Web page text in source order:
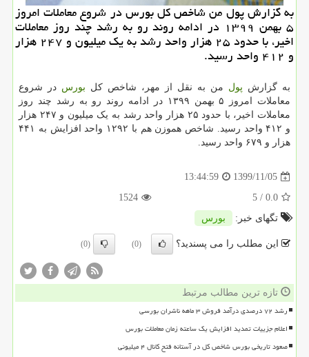
به گزارش پول من شاخص کل بورس در شروع معاملات امروز
۵ بهمن ۱۳۹۹ در ادامه روند رو به رشد چند روز معاملات
اخیر، با حدود ۲۵ هزار واحد رشد به یک میلیون و ۲۴۷ هزار
و ۴۱۲ واحد رسید.
به گزارش پول من به نقل از مهر، شاخص کل بورس در شروع
معاملات امروز ۵ بهمن ۱۳۹۹ در ادامه روند رو به رشد چند روز
معاملات اخیر، با حدود ۲۵ هزار واحد رشد به یک میلیون و ۲۴۷ هزار
و ۴۱۲ واحد رسید. شاخص هموزن هم با ۱۲۹۲ واحد افزایش به ۴۴۱
هزار و ۶۷۹ واحد رسید.
1399/11/05
13:44:59
0.0
/ 5
1524
تگهای خبر:
بورس
این مطلب را می پسندید؟ (0)
(0)
تازه ترین مطالب مرتبط
رشد ۷۲ درصدی درآمد فروش ۳ ماهه ناشران بورسی
اعلام جزییات تمدید افزایش یک ساعته زمان معاملات بورس
صعود تاریخی بورس شاخص کل در آستانه فتح کانال ۴ میلیونی